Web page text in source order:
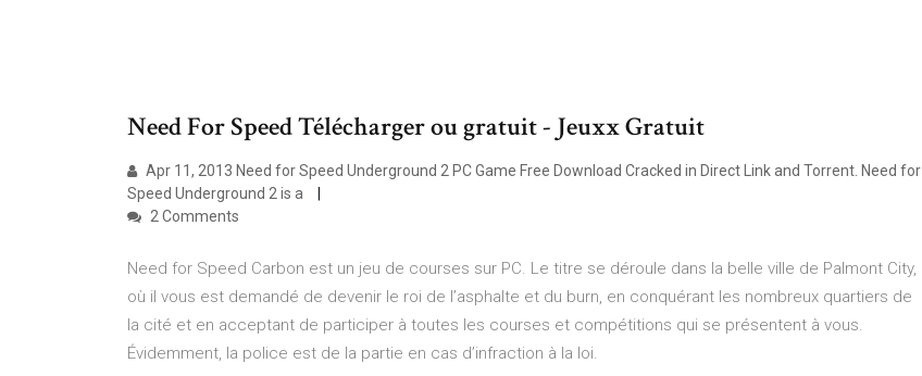
Need For Speed Télécharger ou gratuit - Jeuxx Gratuit
Apr 11, 2013 Need for Speed Underground 2 PC Game Free Download Cracked in Direct Link and Torrent. Need for
Speed Underground 2 is a
2 Comments
Need for Speed Carbon est un jeu de courses sur PC. Le titre se déroule dans la belle ville de Palmont City,
où il vous est demandé de devenir le roi de l’asphalte et du burn, en conquérant les nombreux quartiers de
la cité et en acceptant de participer à toutes les courses et compétitions qui se présentent à vous.
Évidemment, la police est de la partie en cas d’infraction à la loi.